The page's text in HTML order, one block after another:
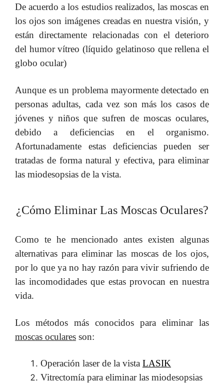
De acuerdo a los estudios realizados, las moscas en
los ojos son imágenes creadas en nuestra visión, y
están directamente relacionadas con el deterioro
del humor vítreo (líquido gelatinoso que rellena el
globo ocular)
Aunque es un problema mayormente detectado en
personas adultas, cada vez son más los casos de
jóvenes y niños que sufren de moscas oculares,
debido a deficiencias en el organismo.
Afortunadamente estas deficiencias pueden ser
tratadas de forma natural y efectiva, para eliminar
las miodesopsias de la vista.
¿Cómo Eliminar Las Moscas Oculares?
Como te he mencionado antes existen algunas
alternativas para eliminar las moscas de los ojos,
por lo que ya no hay razón para vivir sufriendo de
las incomodidades que estas provocan en nuestra
vida.
Los métodos más conocidos para eliminar las
moscas oculares son:
Operación laser de la vista LASIK
Vitrectomía para eliminar las miodesopsias